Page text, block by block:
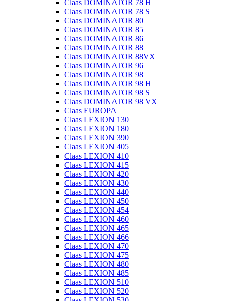
Claas DOMINATOR 78 H
Claas DOMINATOR 78 S
Claas DOMINATOR 80
Claas DOMINATOR 85
Claas DOMINATOR 86
Claas DOMINATOR 88
Claas DOMINATOR 88VX
Claas DOMINATOR 96
Claas DOMINATOR 98
Claas DOMINATOR 98 H
Claas DOMINATOR 98 S
Claas DOMINATOR 98 VX
Claas EUROPA
Claas LEXION 130
Claas LEXION 180
Claas LEXION 390
Claas LEXION 405
Claas LEXION 410
Claas LEXION 415
Claas LEXION 420
Claas LEXION 430
Claas LEXION 440
Claas LEXION 450
Claas LEXION 454
Claas LEXION 460
Claas LEXION 465
Claas LEXION 466
Claas LEXION 470
Claas LEXION 475
Claas LEXION 480
Claas LEXION 485
Claas LEXION 510
Claas LEXION 520